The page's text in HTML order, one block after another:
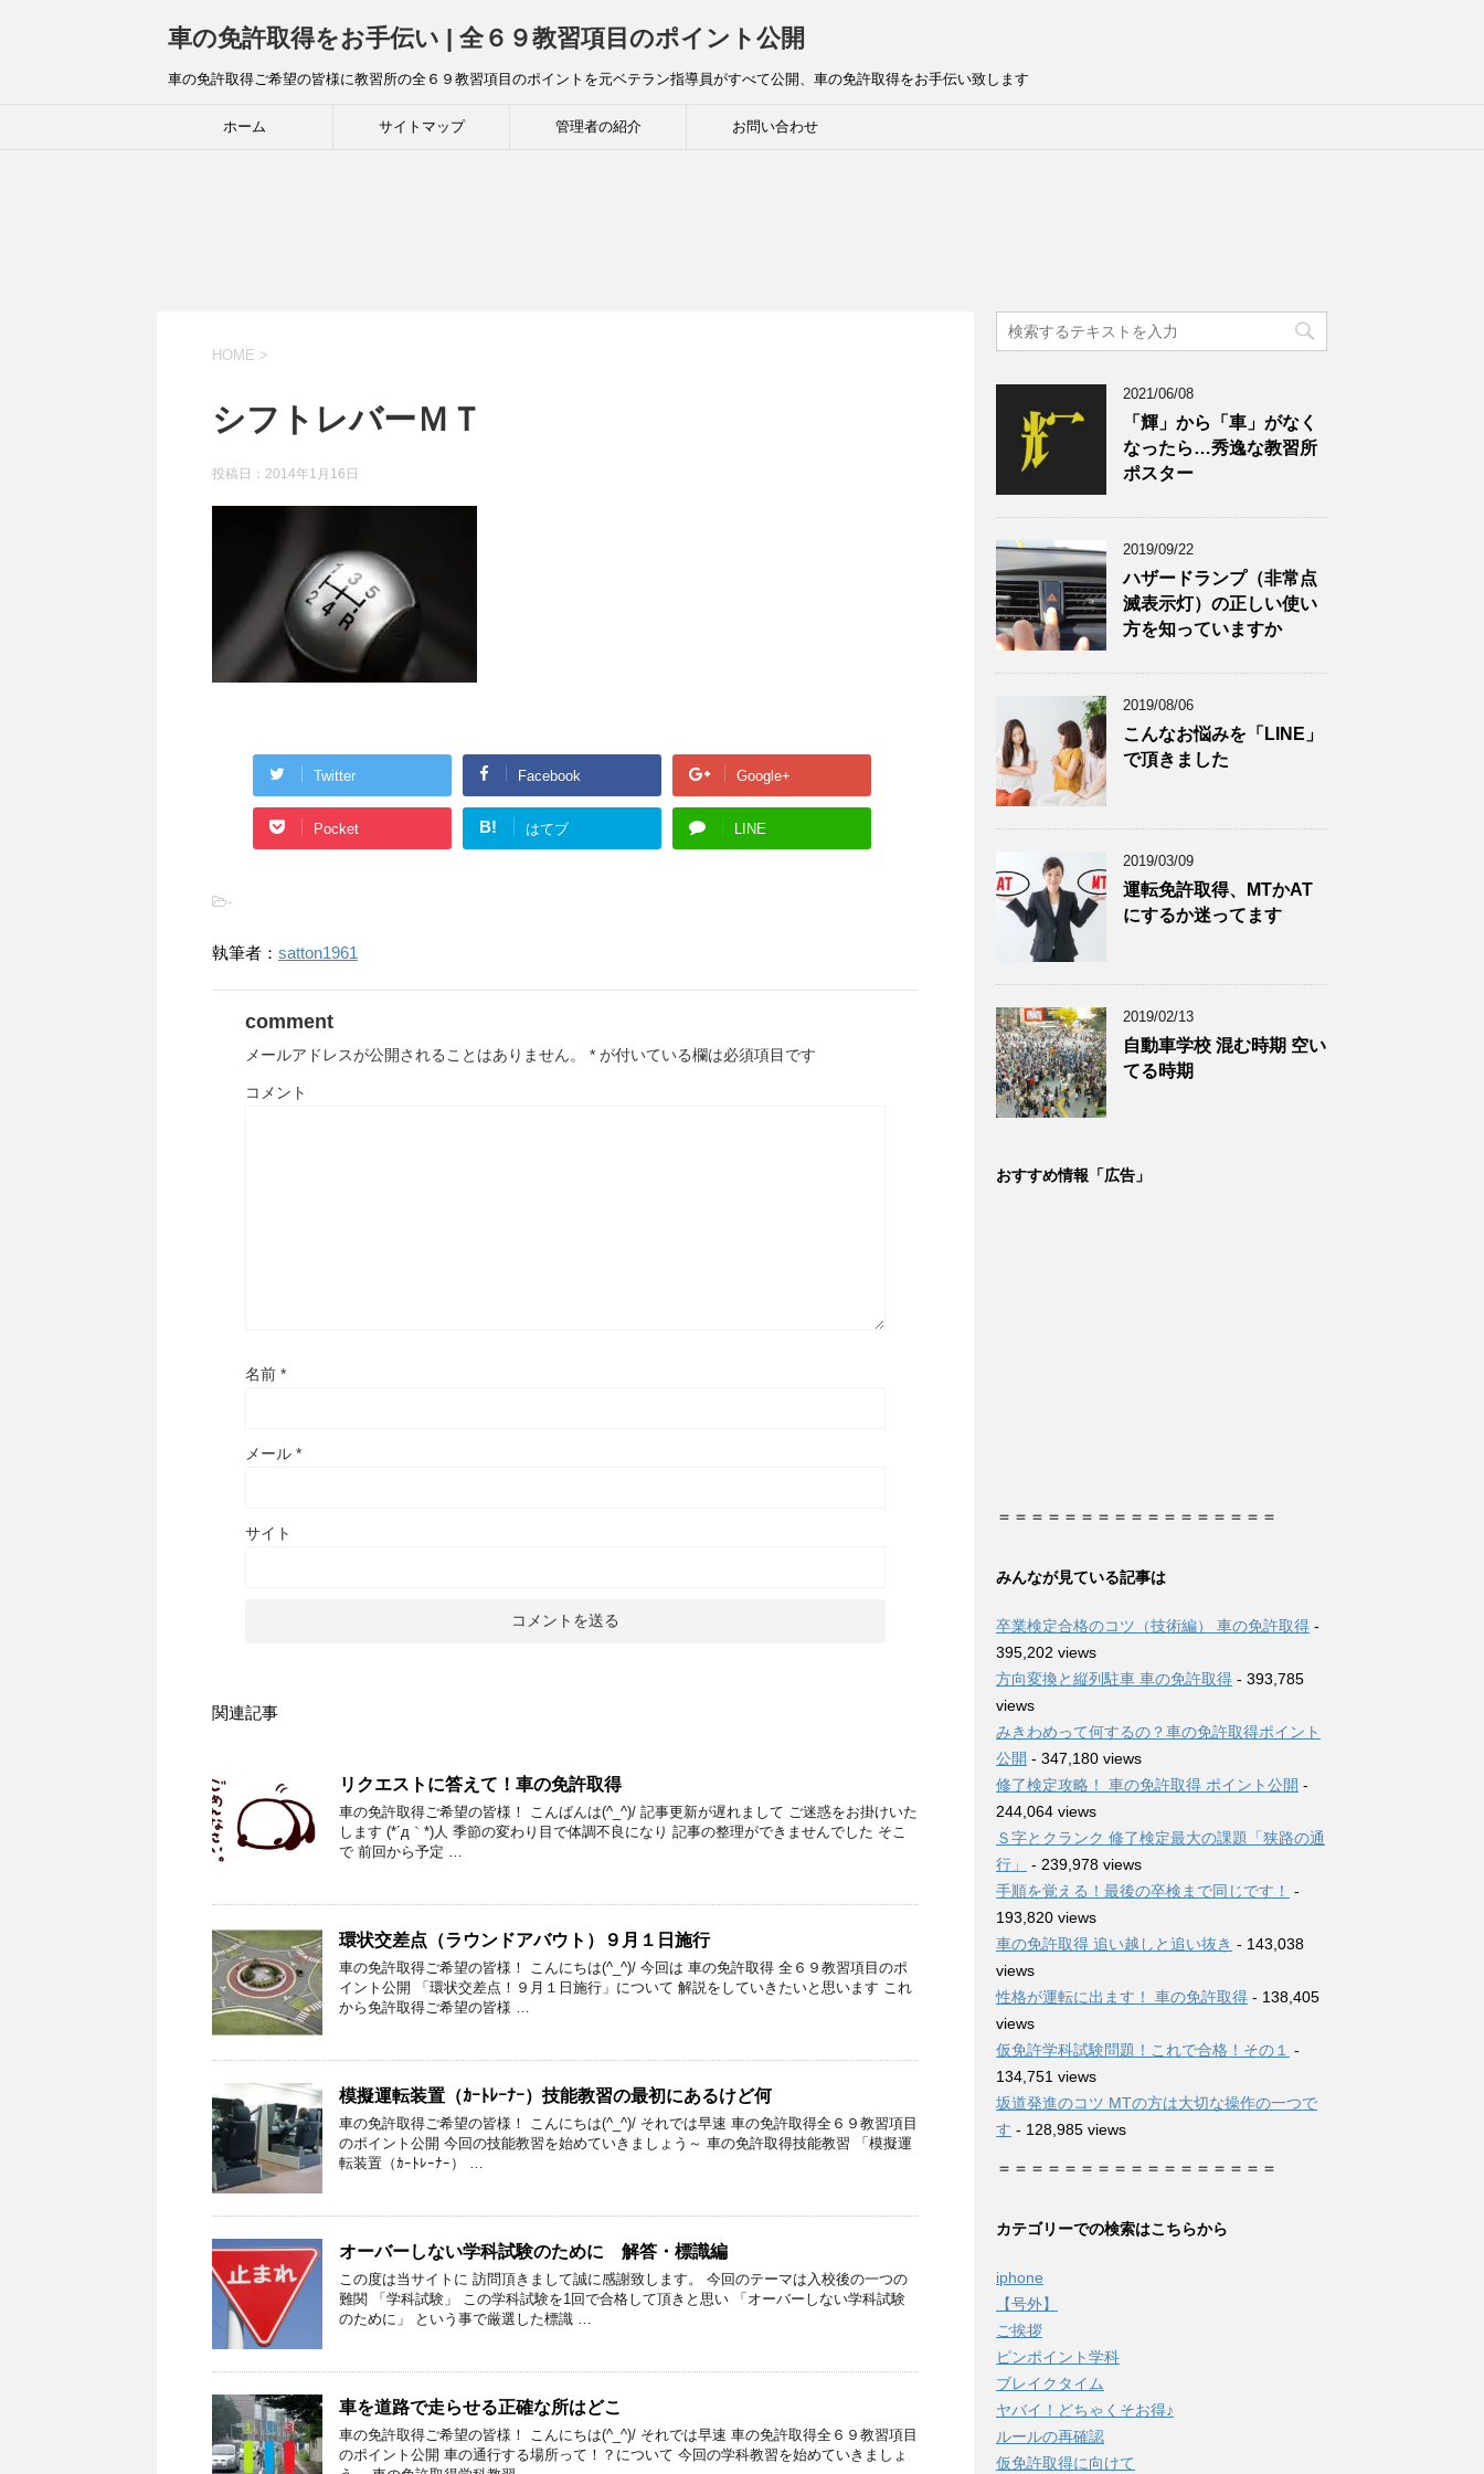
車の免許取得をお手伝い | 全６９教習項目のポイント公開
車の免許取得ご希望の皆様に教習所の全６９教習項目のポイントを元ベテラン指導員がすべて公開、車の免許取得をお手伝い致します
ホーム サイトマップ 管理者の紹介 お問い合わせ
HOME >
シフトレバーＭＴ
投稿日： 2014年1月16日
Twitter Facebook Google+
Pocket B! はてブ LINE
-
執筆者： satton1961
comment
メールアドレスが公開されることはありません。 * が付いている欄は必須項目です
コメント
名前 *
メール *
サイト
関連記事
リクエストに答えて！車の免許取得
車の免許取得ご希望の皆様！ こんばんは(^_^)/ 記事更新が遅れまして ご迷惑をお掛けいた
します (*´д｀*)人 季節の変わり目で体調不良になり 記事の整理ができませんでした そこ
で 前回から予定 …
環状交差点（ラウンドアバウト）９月１日施行
車の免許取得ご希望の皆様！ こんにちは(^_^)/ 今回は 車の免許取得 全６９教習項目のポ
イント公開 「環状交差点！９月１日施行」について 解説をしていきたいと思います これ
から免許取得ご希望の皆様 …
模擬運転装置（ｶｰﾄﾚｰﾅｰ）技能教習の最初にあるけど何
車の免許取得ご希望の皆様！ こんにちは(^_^)/ それでは早速 車の免許取得全６９教習項目
のポイント公開 今回の技能教習を始めていきましょう～ 車の免許取得技能教習 「模擬運
転装置（ｶｰﾄﾚｰﾅｰ） …
オーバーしない学科試験のために 解答・標識編
この度は当サイトに 訪問頂きまして誠に感謝致します。 今回のテーマは入校後の一つの
難関 「学科試験」 この学科試験を1回で合格して頂きと思い 「オーバーしない学科試験
のために」 という事で厳選した標識 …
車を道路で走らせる正確な所はどこ
車の免許取得ご希望の皆様！ こんにちは(^_^)/ それでは早速 車の免許取得全６９教習項目
のポイント公開 車の通行する場所って！？について 今回の学科教習を始めていきましょ
2021/06/08
「輝」から「車」がなく
なったら…秀逸な教習所
ポスター
2019/09/22
ハザードランプ（非常点
滅表示灯）の正しい使い
方を知っていますか
2019/08/06
こんなお悩みを「LINE」
で頂きました
2019/03/09
運転免許取得、MTかAT
にするか迷ってます
2019/02/13
自動車学校 混む時期 空い
てる時期
おすすめ情報「広告」
＝＝＝＝＝＝＝＝＝＝＝＝＝＝＝＝＝
みんなが見ている記事は
卒業検定合格のコツ（技術編） 車の免許取得 -
395,202 views
方向変換と縦列駐車 車の免許取得 - 393,785
views
みきわめって何するの？車の免許取得ポイント
公開 - 347,180 views
修了検定攻略！ 車の免許取得 ポイント公開 -
244,064 views
Ｓ字とクランク 修了検定最大の課題「狭路の通
行」
- 239,978 views
手順を覚える！最後の卒検まで同じです！
-
193,820 views
車の免許取得 追い越しと追い抜き - 143,038
views
性格が運転に出ます！ 車の免許取得 - 138,405
views
仮免許学科試験問題！これで合格！その１
-
134,751 views
坂道発進のコツ MTの方は大切な操作の一つで
す - 128,985 views
＝＝＝＝＝＝＝＝＝＝＝＝＝＝＝＝＝
カテゴリーでの検索はこちらから
iphone
【号外】
ご挨拶
ピンポイント学科
ブレイクタイム
ヤバイ！どちゃくそお得♪
ルールの再確認
仮免許取得に向けて